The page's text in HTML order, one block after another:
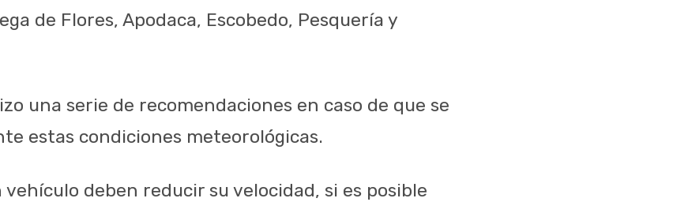
de Flores, Apodaca, Escobedo, Pesquería y
una serie de recomendaciones en caso de que se
estas condiciones meteorológicas.
vehículo deben reducir su velocidad, si es posible